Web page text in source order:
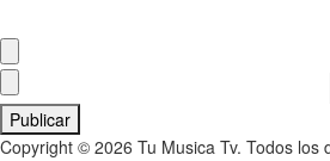
Publicar
Copyright © 2026 Tu Musica Tv. Todos los